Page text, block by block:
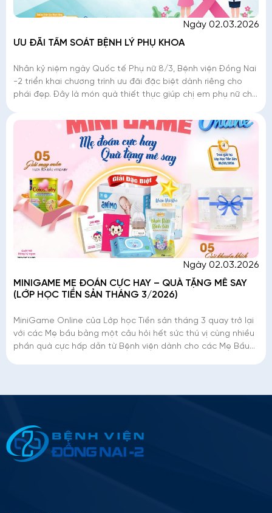
Ngày 02.03.2026
ƯU ĐÃI TẦM SOÁT BỆNH LÝ PHỤ KHOA
Nhân kỷ niệm ngày Quốc tế Phụ nữ 8/3, Bệnh viện Đồng Nai
-2 triển khai chương trình ưu đãi đặc biệt dành riêng cho
phái đẹp. Đây là món quà thiết thực giúp chị em phụ nữ chủ
Ngày 02.03.2026
MINIGAME MẸ ĐOÁN CỰC HAY – QUÀ TẶNG MÊ SAY
(LỚP HỌC TIỀN SẢN THÁNG 3/2026)
MiniGame Online của Lớp học Tiền sản tháng 3 quay trở lại
với các Mẹ bầu bằng một câu hỏi hết sức thú vị cùng nhiều
phần quà cực hấp dẫn từ Bệnh viện dành cho các Mẹ Bầu
Please